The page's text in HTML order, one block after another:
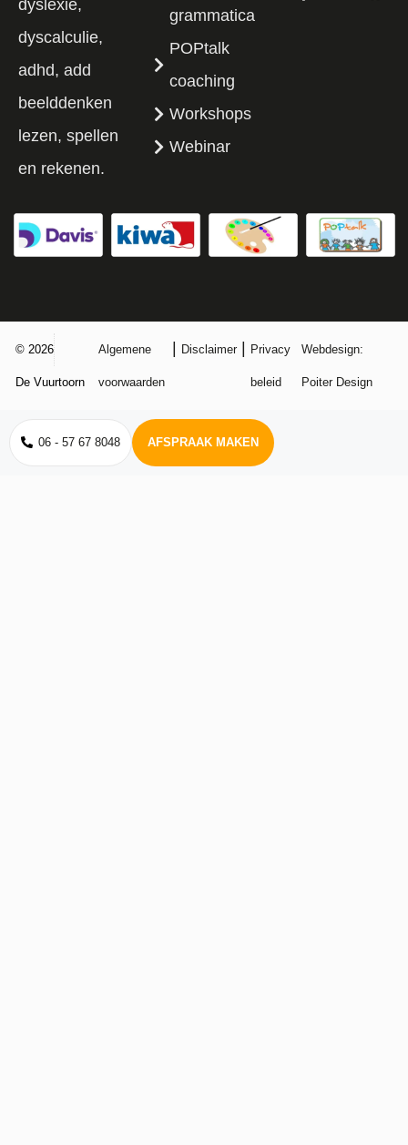
dyslexie,
dyscalculie,
adhd, add
beelddenken
lezen, spellen
en rekenen.
grammatica
POPtalk
coaching
Workshops
Webinar
© 2026
De Vuurtoorn
Algemene
voorwaarden
| Disclaimer | Privacy
beleid
Webdesign:
Poiter Design
06 - 57 67 8048 AFSPRAAK MAKEN